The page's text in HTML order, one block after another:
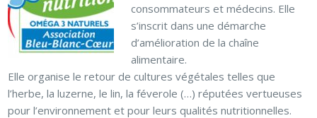
consommateurs et médecins. Elle
s’inscrit dans une démarche
d’amélioration de la chaîne
alimentaire.
Elle organise le retour de cultures végétales telles que
l’herbe, la luzerne, le lin, la féverole (…) réputées vertueuses
pour l’environnement et pour leurs qualités nutritionnelles.